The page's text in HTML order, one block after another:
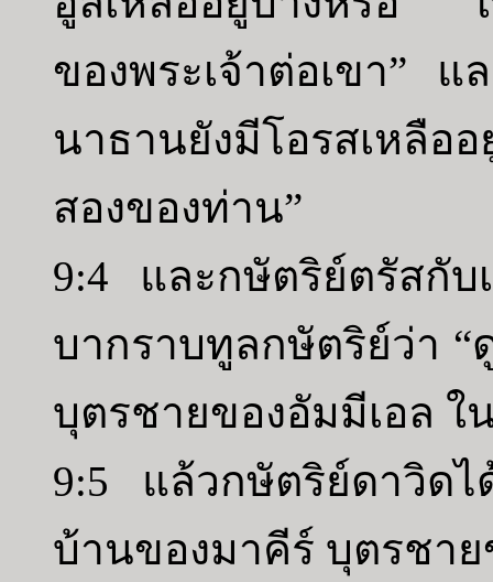
ของพระเจ้าต่อเขา”
นาธานยังมีโอรสเหลือ
สองของท่าน”
9:4 และกษัตริย์ตรัสกับ
บากราบทูลกษัตริย์ว่า
บุตรชายของอัมมีเอล ใ
9:5 แล้วกษัตริย์ดาวิด
บ้านของมาคีร์ บุตรชาย